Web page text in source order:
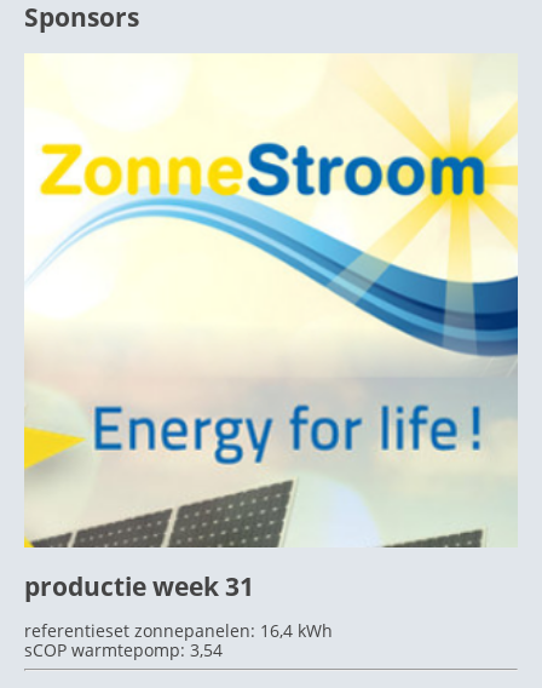
Sponsors
productie week 31
referentieset zonnepanelen: 16,4 kWh
sCOP warmtepomp: 3,54